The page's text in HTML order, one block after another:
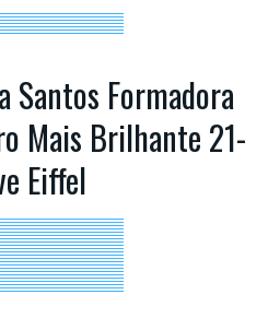
Santos Formadora
Mais Brilhante 21-
Eiffel